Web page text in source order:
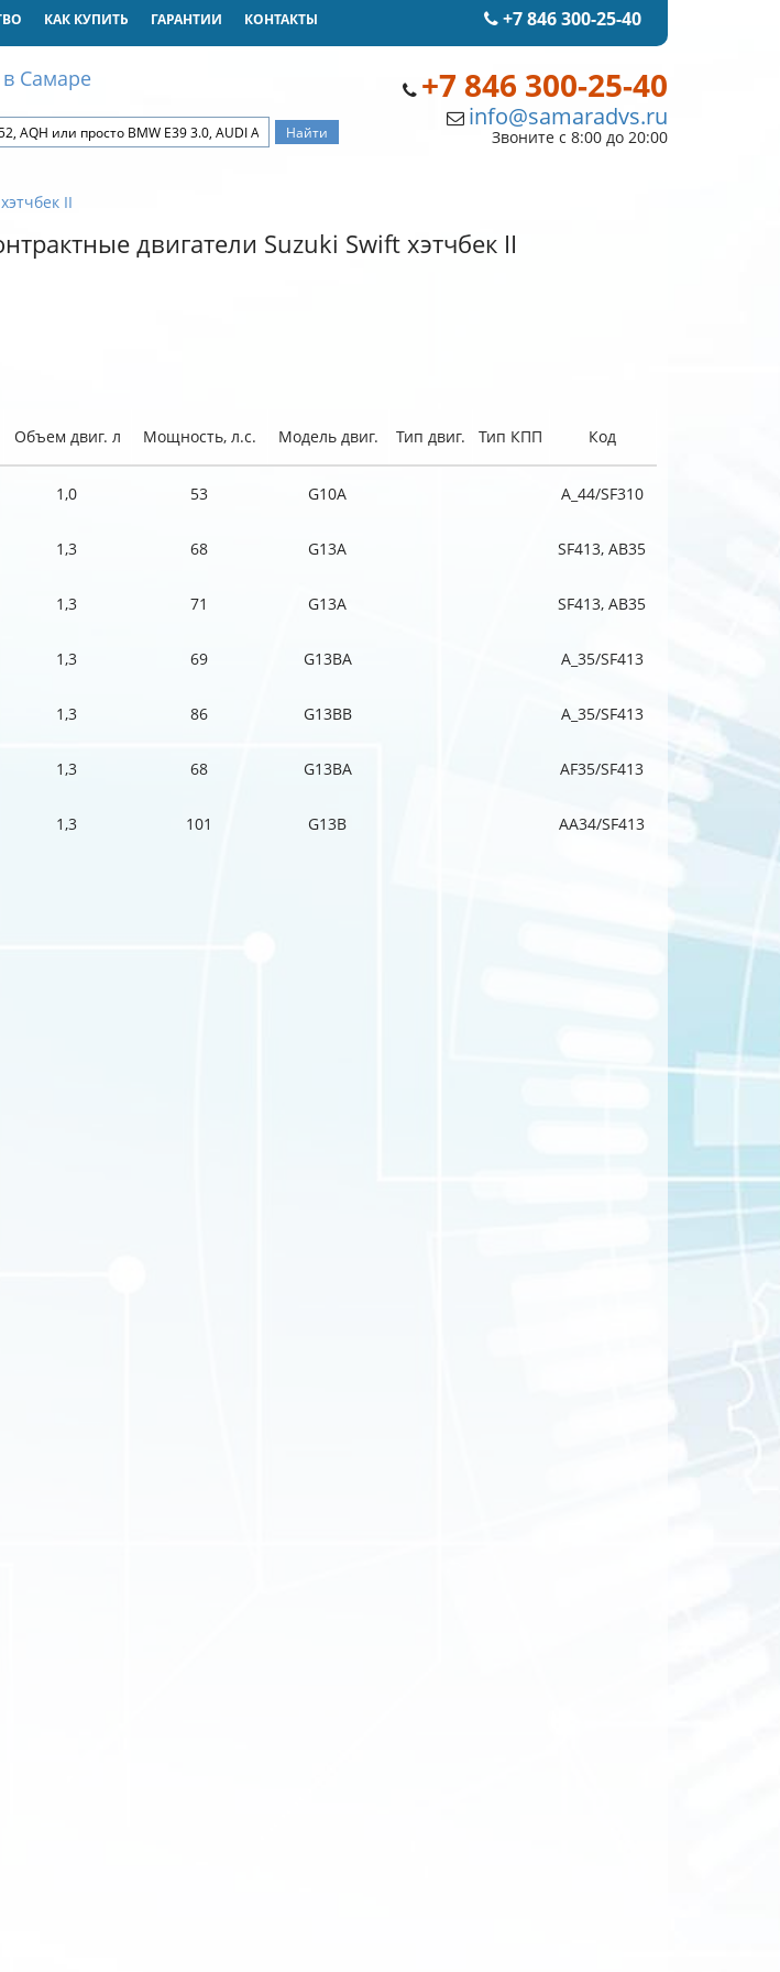
+7 846 300-25-40
КАК КУПИТЬ ГАРАНТИИ КОНТАКТЫ
+7 846 300-25-40
info@samaradvs.ru
Звоните с 8:00 до 20:00
Самаре
II
двигатели Suzuki Swift хэтчбек II
Объем двиг. л Мощность, л.с. Модель двиг. Тип двиг. Тип КПП Код
1,0 53 G10A A_44/SF310
1,3 68 G13A SF413, AB35
1,3 71 G13A SF413, AB35
1,3 69 G13BA A_35/SF413
1,3 86 G13BB A_35/SF413
1,3 68 G13BA AF35/SF413
1,3 101 G13B AA34/SF413